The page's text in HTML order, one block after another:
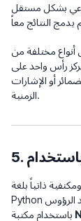
فرعي بشكل مستقل
أنواع مختلفة من
رأس واحد على
أو الإشارات
الزمنية.
ذاتياً بلغة
Python لحساب الانتباه بالضرب النقطي المقاس والانتباه متعدد الرؤوس